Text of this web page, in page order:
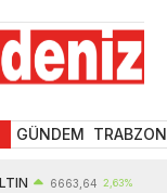
GÜNDEM TRABZON
6663,64 2,63%